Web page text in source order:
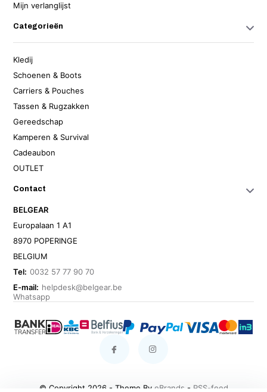
Mijn verlanglijst
Categorieën
Kledij
Schoenen & Boots
Carriers & Pouches
Tassen & Rugzakken
Gereedschap
Kamperen & Survival
Cadeaubon
OUTLET
Contact
BELGEAR
Europalaan 1 A1
8970 POPERINGE
BELGIUM
Tel: 0032 57 77 90 70
E-mail: helpdesk@belgear.be
Whatsapp
© Copyright 2026 - Theme By eBrands - RSS-feed